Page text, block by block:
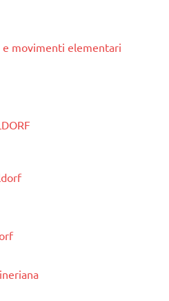
movimenti elementari